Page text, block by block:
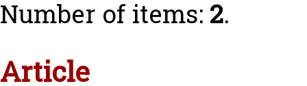
Number of items: 2.
Article